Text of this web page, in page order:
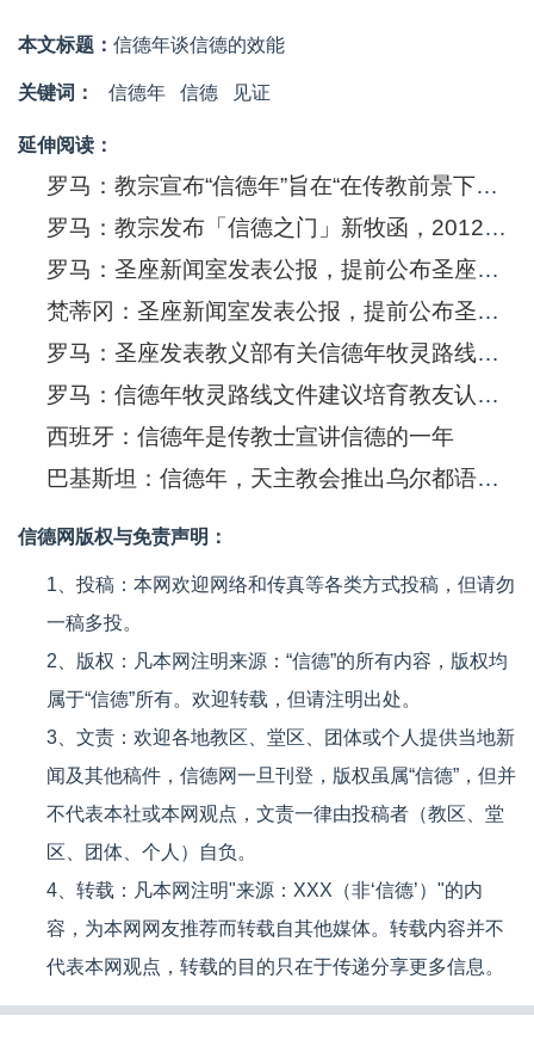
本文标题： 信德年谈信德的效能
关键词： 信德年 信德 见证
延伸阅读：
罗马：教宗宣布“信德年”旨在“在传教前景下、在向外邦人传教以及新福传事业中巩固和深化信德”
罗马：教宗发布「信德之门」新牧函，2012年10月开始「信德年」：相信耶稣是达至救恩的道路
罗马：圣座新闻室发表公报，提前公布圣座教义部为信德年发表的说明书
梵蒂冈：圣座新闻室发表公报，提前公布圣座教义部为信德年发表的说明书
罗马：圣座发表教义部有关信德年牧灵路线文件
罗马：信德年牧灵路线文件建议培育教友认识梵二会议文献珍惜信德的恩赐
西班牙：信德年是传教士宣讲信德的一年
巴基斯坦：信德年，天主教会推出乌尔都语要理
信德网版权与免责声明：
1、投稿：本网欢迎网络和传真等各类方式投稿，但请勿
一稿多投。
2、版权：凡本网注明来源：“信德”的所有内容，版权均
属于“信德”所有。欢迎转载，但请注明出处。
3、文责：欢迎各地教区、堂区、团体或个人提供当地新
闻及其他稿件，信德网一旦刊登，版权虽属“信德”，但并
不代表本社或本网观点，文责一律由投稿者（教区、堂
区、团体、个人）自负。
4、转载：凡本网注明"来源：XXX（非‘信德’）"的内
容，为本网网友推荐而转载自其他媒体。转载内容并不
代表本网观点，转载的目的只在于传递分享更多信息。